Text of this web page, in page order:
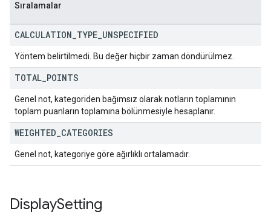
Sıralamalar
CALCULATION TYPE UNSPECIFIED
Yöntem belirtilmedi. Bu değer hiçbir zaman döndürülmez.
TOTAL POINTS
Genel not, kategoriden bağımsız olarak notların toplamının
toplam puanların toplamına bölünmesiyle hesaplanır.
WEIGHTED CATEGORIES
Genel not, kategoriye göre ağırlıklı ortalamadır.
DisplaySetting